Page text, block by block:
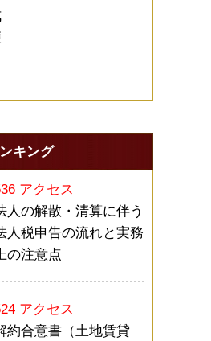
キング
アクセス
人の解散・清算に伴う
人税申告の流れと実務
の注意点
アクセス
約合意書（土地賃貸